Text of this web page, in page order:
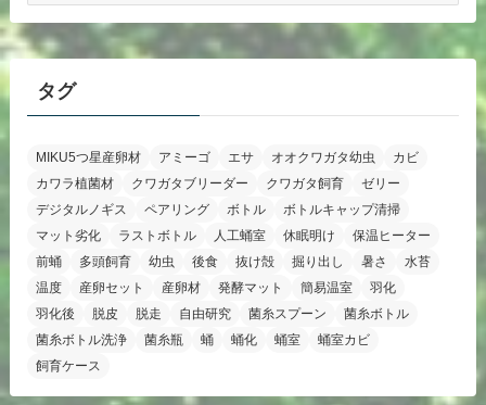
カ
イ
タグ
MIKU5つ星産卵材 アミーゴ エサ オオクワガタ幼虫
カビ
カワラ植菌材
クワガタブリーダー クワガタ飼育
ゼリー
デジタルノギス
ペアリング ボトル
ボトルキャップ清掃
マット劣化
ラストボトル 人工蛹室 休眠明け
保温ヒーター
前蛹
多頭飼育 幼虫 後食 抜け殻 掘り出し 暑さ
水苔
温度
産卵セット 産卵材 発酵マット 簡易温室
羽化
羽化後
脱皮 脱走 自由研究 菌糸スプーン
菌糸ボトル
菌糸ボトル洗浄
菌糸瓶 蛹 蛹化 蛹室
蛹室カビ
飼育ケース